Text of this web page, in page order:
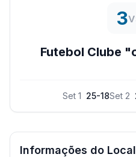
3
Futebol Clube
Set 1 25-18Set 2
Informações do Local